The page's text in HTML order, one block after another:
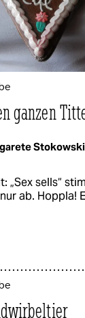
ganzen
Stokowski
„Sex sells“
ab. Hoppla!